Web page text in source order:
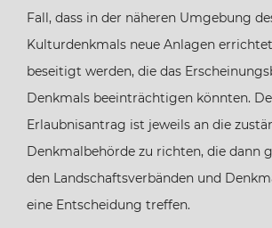
Fall, dass in der näheren Umgebung
Kulturdenkmals neue Anlagen
beseitigt werden, die das
Denkmals beeinträchtigen könnten.
Erlaubnisantrag ist jeweils an die
Denkmalbehörde zu richten, die dann
den Landschaftsverbänden und
eine Entscheidung treffen.